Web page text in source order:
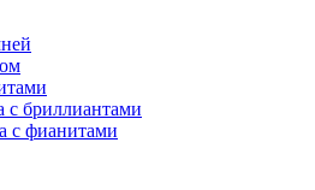
с бриллиантами
с фианитами